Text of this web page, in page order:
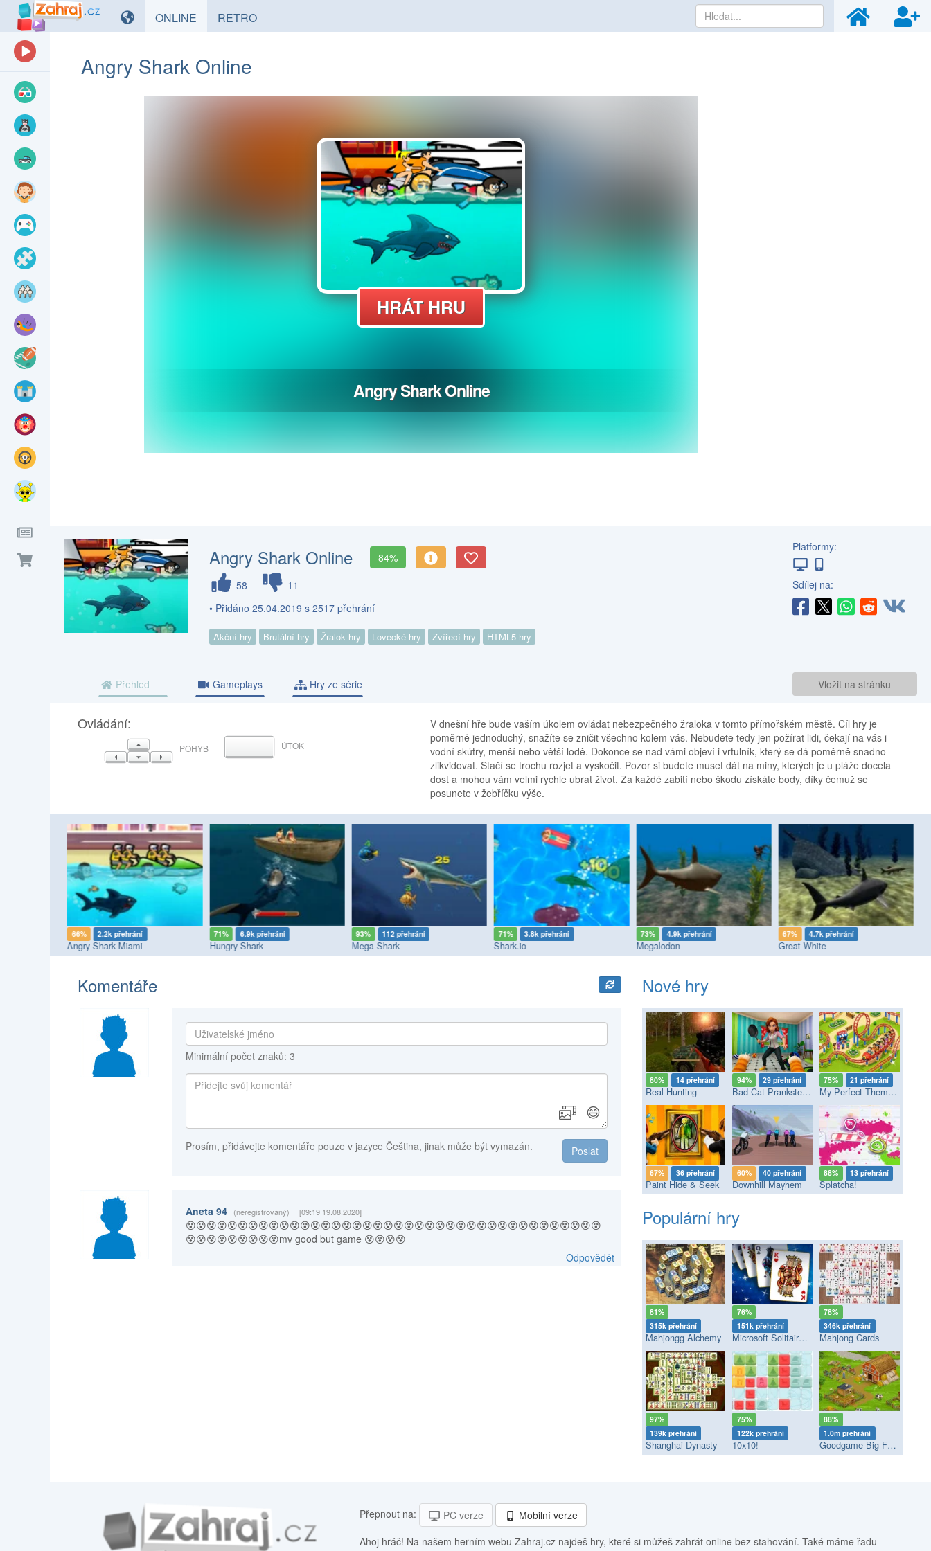
ONLINE HRYRETROHRY
Angry Shark Online
Angry Shark Online
84%
58
11
• Přidáno 25.04.2019 s 2517 přehrání
Akční hry Brutální hry Žralok hry Lovecké hry Zvířecí hry HTML5 hry
Platformy:
Sdílej na:
Vložit na stránku
Přehled Gameplays Hry ze série
Ovládání:
NAHORU
VLEVODOLŮVPRAVO
POHYB MEZERNÍKÚTOK
V dnešní hře bude vaším úkolem ovládat nebezpečného žraloka v tomto přímořském městě. Cíl hry je
poměrně jednoduchý, snažíte se zničit všechno kolem vás. Nebudete tedy jen požírat lidi, čekají na vás i
vodní skútry, menší nebo větší lodě. Dokonce se nad vámi objeví i vrtulník, který se dá poměrně snadno
zlikvidovat. Stačí se trochu rozjet a vyskočit. Pozor si budete muset dát na miny, kterých je u pláže docela
dost a mohou vám velmi rychle ubrat život. Za každé zabití nebo škodu získáte body, díky čemuž se
posunete v žebříčku výše.
66% 2.2k přehrání
Angry Shark Miami
71% 6.9k přehrání
Hungry Shark
93% 112 přehrání
Mega Shark
71% 3.8k přehrání
Shark.io
73% 4.9k přehrání
Megalodon
67% 4.7k přehrání
Great White
Komentáře
Minimální počet znaků: 3
😄
Poslat
Prosím, přidávejte komentáře pouze v jazyce Čeština, jinak může být vymazán.
Aneta 94 (neregistrovaný) [09:19 19.08.2020]
😵😵😵😵😵😵😵😵😵😵😵😵😵😵😵😵😵😵😵😵😵😵😵😵😵😵😵😵😵😵😵😵😵😵😵😵😵😵😵😵
😵😵😵😵😵😵😵😵😵mv good but game 😵😵😵😵
Odpovědět
Nové hry
80% 14 přehrání
Real Hunting
94% 29 přehrání
Bad Cat Prankster - Mom’s Return
75% 21 přehrání
My Perfect Theme Park
67% 36 přehrání
Paint Hide & Seek
60% 40 přehrání
Downhill Mayhem
88% 13 přehrání
Splatcha!
Populární hry
81%
315k přehrání
Mahjongg Alchemy
76%
151k přehrání
Microsoft Solitaire Collection
78%
346k přehrání
Mahjong Cards
97%
139k přehrání
Shanghai Dynasty
75%
122k přehrání
10x10!
88%
1.0m přehrání
Goodgame Big Farm
Přepnout na: PC verze
Mobilní verze
Ahoj hráč! Na našem herním webu Zahraj.cz najdeš hry, které si můžeš zahrát online bez stahování. Také máme řadu